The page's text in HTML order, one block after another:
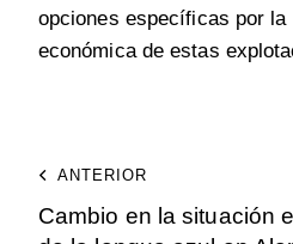
opciones específicas por
económica de estas
ANTERIOR
Cambio en la situación